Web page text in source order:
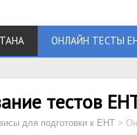
ОНЛАЙН ТЕСТЫ
тестов
для подготовки к ЕНТ >